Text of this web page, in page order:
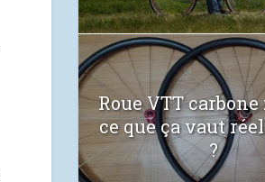
Roue VTT carbone
ce que ça vaut
?